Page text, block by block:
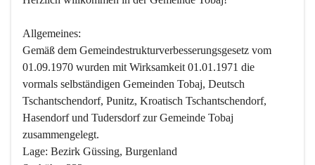
Allgemeines:
Gemäß dem Gemeindestrukturverbesserungsgesetz vom
01.09.1970 wurden mit Wirksamkeit 01.01.1971 die
vormals selbständigen Gemeinden Tobaj, Deutsch
Tschantschendorf, Punitz, Kroatisch Tschantschendorf,
Hasendorf und Tudersdorf zur Gemeinde Tobaj
zusammengelegt.
Lage: Bezirk Güssing, Burgenland